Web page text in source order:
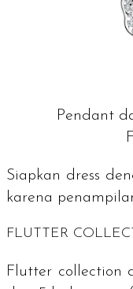
Pendant
Siapkan dress
karena
FLUTTER
Flutter collection